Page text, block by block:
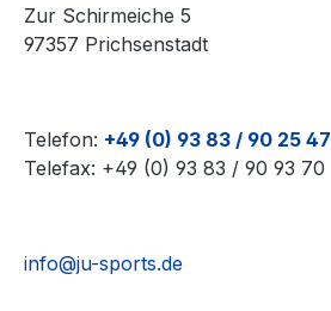
Zur Schirmeiche 5
97357 Prichsenstadt
Telefon: +49 (0) 93 83 / 90 25 47
Telefax: +49 (0) 93 83 / 90 93 70
info@ju-sports.de